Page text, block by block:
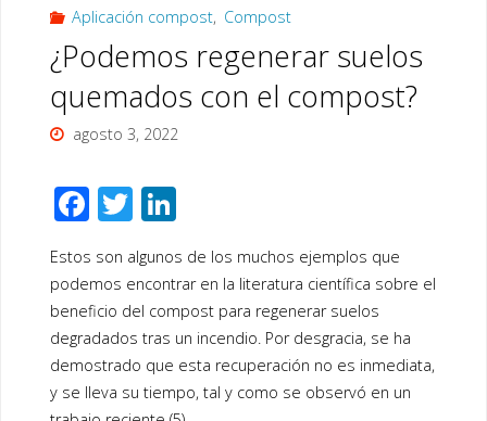
el
experimento,
analizamos
datos
y
un
resumen
Aplicación compost, Compost
¿Podemos regenerar suelos
quemados con el compost?
agosto 3, 2022
F
e
b
o
o
T
wi
tt
er
Li
n
k
e
dI
n
Estos son algunos de los muchos ejemplos que
podemos encontrar en la literatura científica sobre el
beneficio del compost para regenerar suelos
degradados tras un incendio. Por desgracia, se ha
demostrado que esta recuperación no es inmediata,
y se lleva su tiempo, tal y como se observó en un